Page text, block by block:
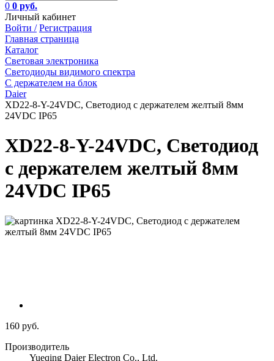
0 0 руб.
Личный кабинет
Войти / Регистрация
Главная страница
Каталог
Световая электроника
Светодиоды видимого спектра
C держателем на блок
Daier
XD22-8-Y-24VDC, Светодиод с держателем желтый 8мм
24VDC IP65
XD22-8-Y-24VDC, Светодиод
с держателем желтый 8мм
24VDC IP65
160 руб.
Производитель
Yueqing Daier Electron Co., Ltd.